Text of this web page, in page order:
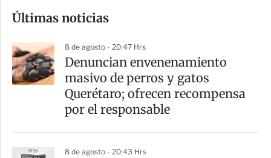
m
a
r
t
Últimas noticias
8 de agosto - 20:47 Hrs
Denuncian envenenamiento
masivo de perros y gatos
Querétaro; ofrecen recompensa
por el responsable
8 de agosto - 20:43 Hrs